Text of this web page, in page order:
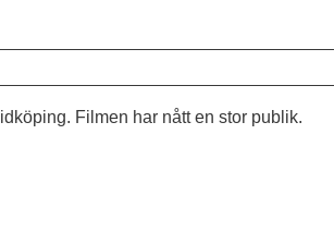
Filmen har nått en stor publik.